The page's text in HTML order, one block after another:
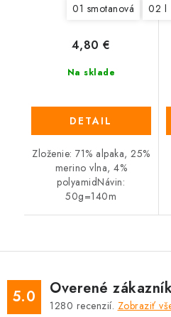
01 smotanová 02
Na sklade
4,80 €
DETAIL
Zloženie: 71% alpaka, 25%
merino vlna, 4%
polyamidNávin:
50g=140m
5.0 Overené
1280 recenzií. Zobraziť